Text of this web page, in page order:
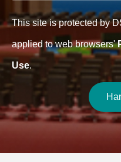
This site is protected by
applied to web browsers'
Use.